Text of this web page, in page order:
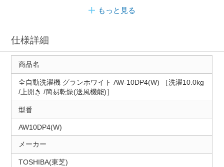
もっと見る
仕様詳細
商品名
全自動洗濯機 グランホワイト AW-10DP4(W) ［洗濯10.0kg
/上開き /簡易乾燥(送風機能)］
型番
AW10DP4(W)
メーカー
TOSHIBA(東芝)